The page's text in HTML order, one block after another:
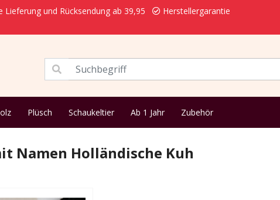
und Rücksendung ab 39,95
Herstellergarantie
Plüsch Schaukeltier Ab 1 Jahr Zubehör
Namen Holländische Kuh